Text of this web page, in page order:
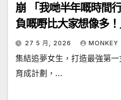
崩 「我哋半年嘅時間
負嘅嘢比大家想像多
數增至44人 陣容龐大
女生 IdG The 1st」專
27 5 月, 2026 MONKEY
集結追夢女生，打造最強第一
育成計劃，…